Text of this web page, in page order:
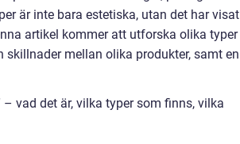
är inte bara estetiska, utan det har visat
artikel kommer att utforska olika typer
mellan olika produkter, samt en
vad det är, vilka typer som finns, vilka